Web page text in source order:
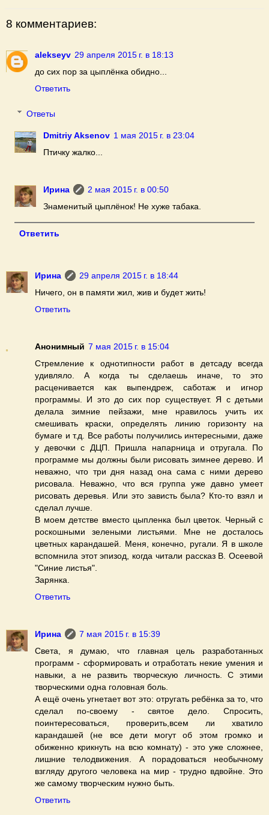
8 комментариев:
alekseyv 29 апреля 2015 г. в 18:13
до сих пор за цыплёнка обидно...
Ответить
Ответы
Dmitriy Aksenov 1 мая 2015 г. в 23:04
Птичку жалко...
Ирина
2 мая 2015 г. в 00:50
Знаменитый цыплёнок! Не хуже табака.
Ответить
Ирина
29 апреля 2015 г. в 18:44
Ничего, он в памяти жил, жив и будет жить!
Ответить
Анонимный 7 мая 2015 г. в 15:04
Стремление к однотипности работ в детсаду всегда
удивляло. А когда ты сделаешь иначе, то это
расценивается как выпендреж, саботаж и игнор
программы. И это до сих пор существует. Я с детьми
делала зимние пейзажи, мне нравилось учить их
смешивать краски, определять линию горизонту на
бумаге и т.д. Все работы получились интересными, даже
у девочки с ДЦП. Пришла напарница и отругала. По
программе мы должны были рисовать зимнее дерево. И
неважно, что три дня назад она сама с ними дерево
рисовала. Неважно, что вся группа уже давно умеет
рисовать деревья. Или это зависть была? Кто-то взял и
сделал лучше.
В моем детстве вместо цыпленка был цветок. Черный с
роскошными зелеными листьями. Мне не досталось
цветных карандашей. Меня, конечно, ругали. Я в школе
вспомнила этот эпизод, когда читали рассказ В. Осеевой
"Синие листья".
Зарянка.
Ответить
Ирина
7 мая 2015 г. в 15:39
Света, я думаю, что главная цель разработанных
программ - сформировать и отработать некие умения и
навыки, а не развить творческую личность. С этими
творческими одна головная боль.
А ещё очень угнетает вот это: отругать ребёнка за то, что
сделал по-своему - святое дело. Спросить,
поинтересоваться, проверить,всем ли хватило
карандашей (не все дети могут об этом громко и
обиженно крикнуть на всю комнату) - это уже сложнее,
лишние телодвижения. А порадоваться необычному
взгляду другого человека на мир - трудно вдвойне. Это
же самому творческим нужно быть.
Ответить